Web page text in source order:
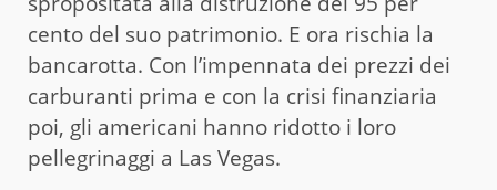
cento del suo patrimonio. E ora rischia la
bancarotta. Con l’impennata dei prezzi dei
carburanti prima e con la crisi finanziaria
poi, gli americani hanno ridotto i loro
pellegrinaggi a Las Vegas.